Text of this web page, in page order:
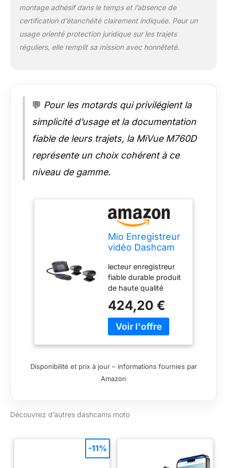
montage adhésif dans le temps et l’absence de
certification d’étanchéité clairement indiquée. Pour un
usage orienté protection juridique sur les trajets
réguliers, elle remplit sa mission avec honnêteté.
💬 Pour les motards qui privilégient la
simplicité d’usage et la documentation
fiable de leurs trajets, la MiVue M760D
représente un choix cohérent à ce
niveau de gamme.
Mio Enregistreur
vidéo Dashcam
Cameras Special
Moto MiVue
M760D
lecteur enregistreur
fiable durable produit
de haute qualité
424,20 €
Disponibilité et prix à jour – informations fournies par
Amazon
Découvrez d’autres dashcams moto
-11%